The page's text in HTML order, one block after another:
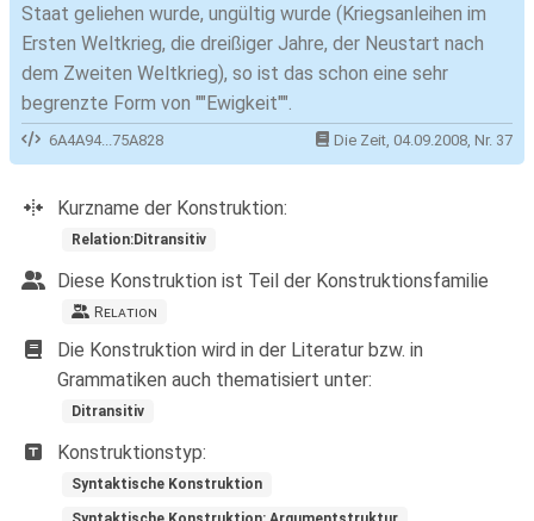
Staat geliehen wurde, ungültig wurde (Kriegsanleihen im
Ersten Weltkrieg, die dreißiger Jahre, der Neustart nach
dem Zweiten Weltkrieg), so ist das schon eine sehr
begrenzte Form von ""Ewigkeit"".
6A4A94...75A828 Die Zeit, 04.09.2008, Nr. 37
Kurzname der Konstruktion:
Relation:Ditransitiv
Diese Konstruktion ist Teil der Konstruktionsfamilie
Relation
Die Konstruktion wird in der Literatur bzw. in
Grammatiken auch thematisiert unter:
Ditransitiv
Konstruktionstyp:
Syntaktische Konstruktion